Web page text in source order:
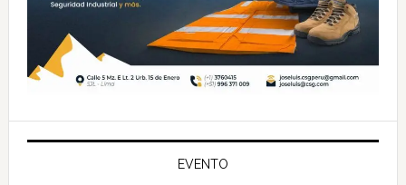
EVENTO